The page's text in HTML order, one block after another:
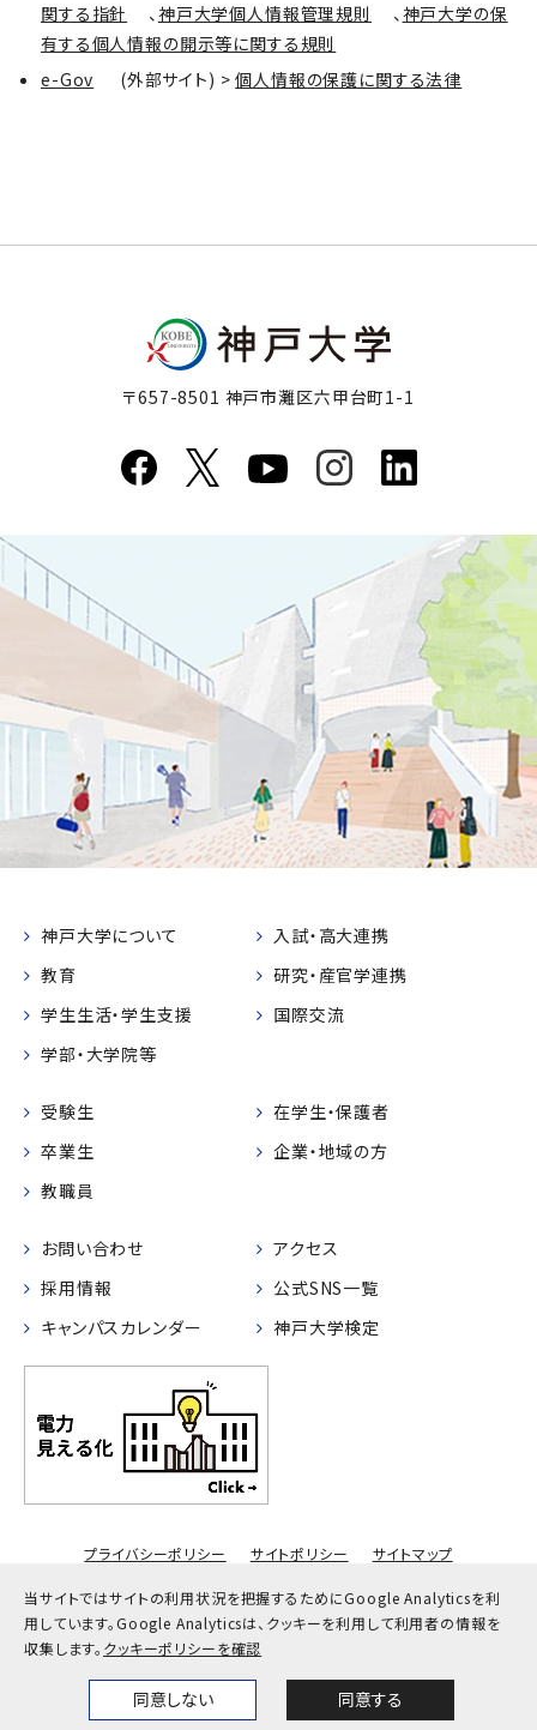
当サイトではサイトの利用状況を把握するためにGoogle Analyticsを利
用しています。Google Analyticsは、クッキーを利用して利用者の情報を
収集します。 クッキーポリシーを確認
同意しない 同意する
News Themes
関する指針
、神戸大学個人情報管理規則 、神戸大学の保
有する個人情報の開示等に関する規則
e-Gov
(外部サイト) >個人情報の保護に関する法律
〒657-8501 神戸市灘区六甲台町1-1
神戸大学について
入試・高大連携
教育
研究・産官学連携
学生生活・学生支援
国際交流
学部・大学院等
受験生
在学生・保護者
卒業生
企業・地域の方
教職員
お問い合わせ
アクセス
採用情報
公式SNS一覧
キャンパスカレンダー
神戸大学検定
プライバシーポリシー サイトポリシー サイトマップ
© Kobe University